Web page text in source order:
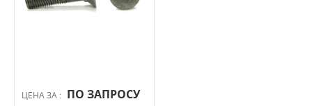
ЦЕНА ЗА : ПО ЗАПРОСУ